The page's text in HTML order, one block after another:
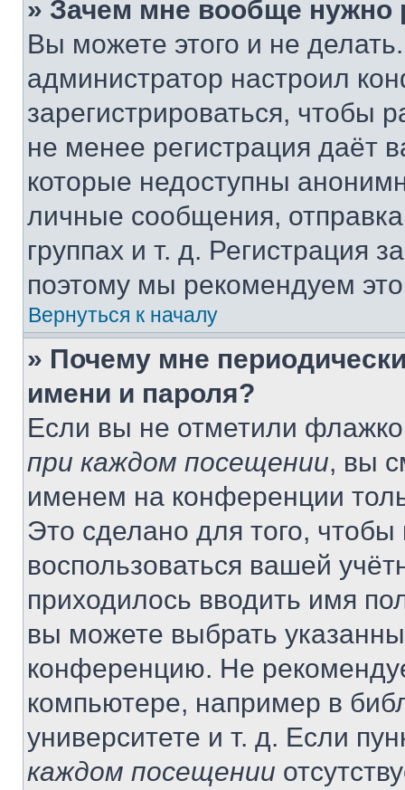
» Зачем мне вообще нужно
Вы можете этого и не
администратор настроил
зарегистрироваться, чтобы
не менее регистрация даёт
которые недоступны
личные сообщения,
группах и т. д. Регистрация
поэтому мы рекомендуем
Вернуться к началу
» Почему мне
имени и пароля?
Если вы не отметили
при каждом посещении, вы
именем на конференции
Это сделано для того, чтобы
воспользоваться вашей
приходилось вводить имя
вы можете выбрать
конференцию. Не
компьютере, например в
университете и т. д. Если
каждом посещении